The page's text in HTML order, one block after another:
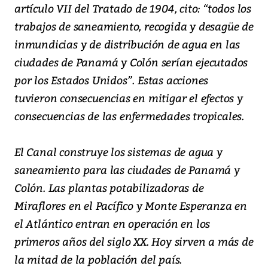
artículo VII del Tratado de 1904, cito: “todos los
trabajos de saneamiento, recogida y desagüe de
inmundicias y de distribución de agua en las
ciudades de Panamá y Colón serían ejecutados
por los Estados Unidos”. Estas acciones
tuvieron consecuencias en mitigar el efectos y
consecuencias de las enfermedades tropicales.
El Canal construye los sistemas de agua y
saneamiento para las ciudades de Panamá y
Colón. Las plantas potabilizadoras de
Miraflores en el Pacífico y Monte Esperanza en
el Atlántico entran en operación en los
primeros años del siglo XX. Hoy sirven a más de
la mitad de la población del país.